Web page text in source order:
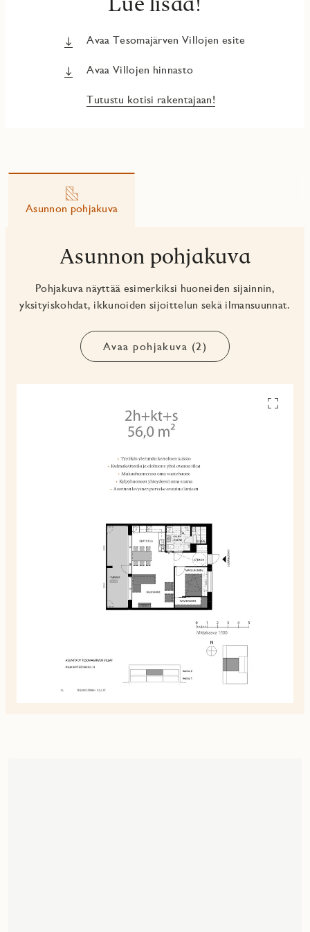
Avaa Tesomajärven Villojen esite
Avaa Villojen hinnasto
Tutustu kotisi rakentajaan!
Asunnon pohjakuva
Asunnon pohjakuva
Pohjakuva näyttää esimerkiksi huoneiden sijainnin,
yksityiskohdat, ikkunoiden sijoittelun sekä ilmansuunnat.
Avaa pohjakuva (2)
Avaa